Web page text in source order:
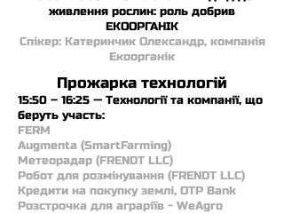
живлення рослин: роль добрив
ЕКООРГАНІК
Спікер: Катеринчик Олександр, компанія
Екоорганік
Прожарка технологій
15:50 – 16:25 — Технології та компанії, що
беруть участь:
FERM
Augmenta (SmartFarming)
Метеорадар (FRENDT LLC)
Робот для розмінування (FRENDT LLC)
Кредити на покупку землі, OTP Bank
Розстрочка для аграріїв - WeAgro